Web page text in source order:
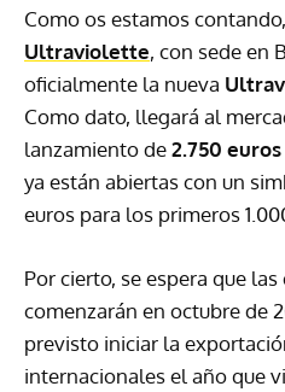
Como os estamos
Ultraviolette, con sede en
oficialmente la nueva
Como dato, llegará al
lanzamiento de2.750 euros
ya están abiertas con un
euros para los primeros
Por cierto, se espera que
comenzarán en octubre de
previsto iniciar la
internacionales el año que